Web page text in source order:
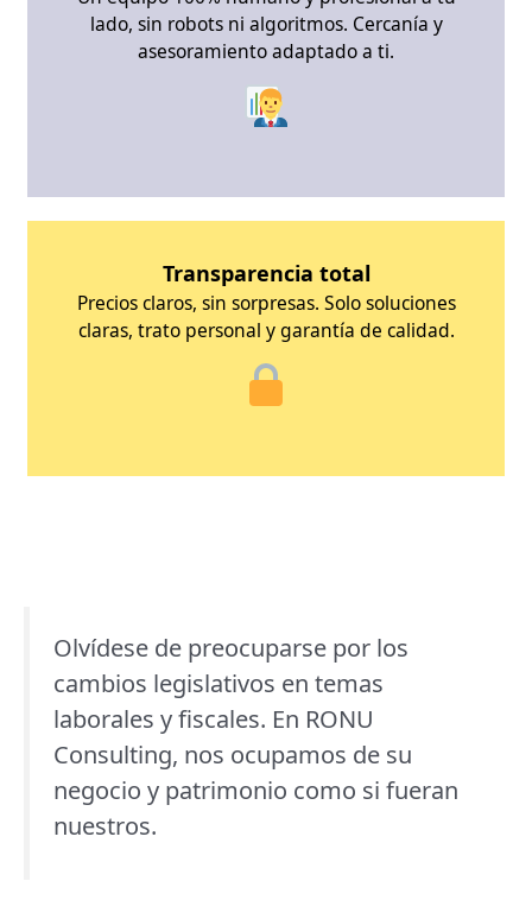
lado, sin robots ni algoritmos. Cercanía y
asesoramiento adaptado a ti.
Transparencia total
Precios claros, sin sorpresas. Solo soluciones
claras, trato personal y garantía de calidad.
Olvídese de preocuparse por los
cambios legislativos en temas
laborales y fiscales. En RONU
Consulting, nos ocupamos de su
negocio y patrimonio como si fueran
nuestros.